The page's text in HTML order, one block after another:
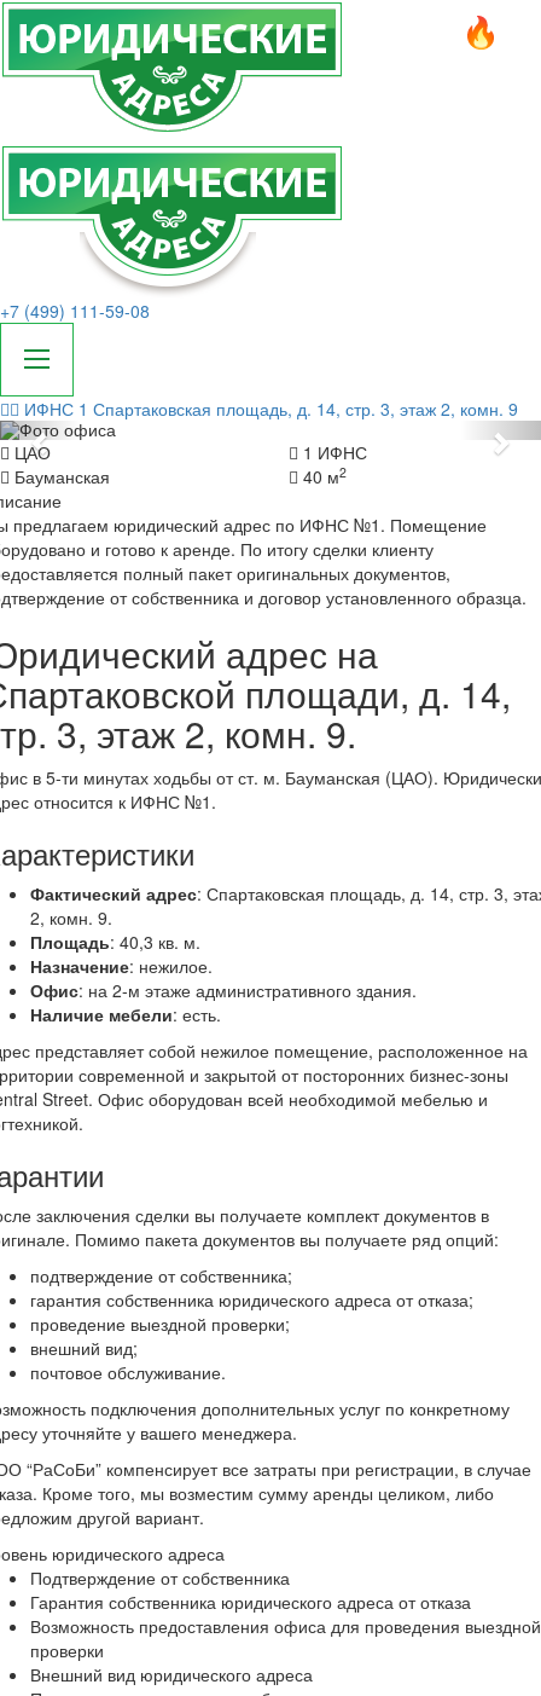
+7 (499) 111-59-08
ИФНС 1 Спартаковская площадь, д. 14, стр. 3, этаж 2, комн. 9
Назад
ЦАО
1 ИФНС
Бауманская
40 м2
предлагаем юридический адрес по ИФНС №1. Помещение
и готово к аренде. По итогу сделки клиенту
полный пакет оригинальных документов,
от собственника и договор установленного образца.
адрес на
площади, д. 14,
3, этаж 2, комн. 9.
в 5-ти минутах ходьбы от ст. м. Бауманская (ЦАО).
относится к ИФНС №1.
Фактический адрес: Спартаковская площадь, д. 14, стр. 3,
2, комн. 9.
Площадь: 40,3 кв. м.
Назначение: нежилое.
Офис: на 2-м этаже административного здания.
Наличие мебели: есть.
представляет собой нежилое помещение, расположенное на
современной и закрытой от посторонних бизнес-зоны
Street. Офис оборудован всей необходимой мебелью и
заключения сделки вы получаете комплект документов в
Помимо пакета документов вы получаете ряд опций:
подтверждение от собственника;
гарантия собственника юридического адреса от отказа;
проведение выездной проверки;
внешний вид;
почтовое обслуживание.
подключения дополнительных услуг по конкретному
уточняйте у вашего менеджера.
“РаСоБи” компенсирует все затраты при регистрации, в случае
Кроме того, мы возместим сумму аренды целиком, либо
другой вариант.
юридического адреса
Подтверждение от собственника
Гарантия собственника юридического адреса от отказа
Возможность предоставления офиса для проведения выездной
проверки
Внешний вид юридического адреса